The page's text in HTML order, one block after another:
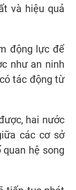
và hiệu quả
động lực để
như an ninh
tác động từ
hai nước
các cơ sở
hệ song